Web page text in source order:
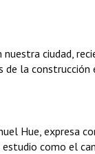
ciudad,
la construcción
Hue, expresa
como el